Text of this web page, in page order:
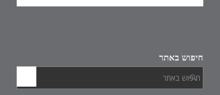
חיפוש באתר